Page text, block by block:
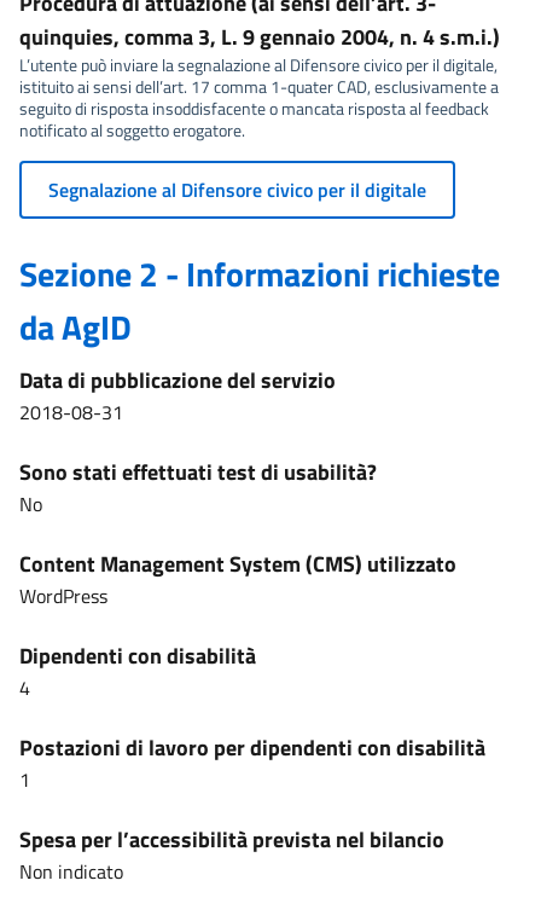
quinquies, comma 3, L. 9 gennaio 2004, n. 4 s.m.i.)
L’utente può inviare la segnalazione al Difensore civico per il digitale,
istituito ai sensi dell’art. 17 comma 1-quater CAD, esclusivamente a
seguito di risposta insoddisfacente o mancata risposta al feedback
notificato al soggetto erogatore.
Segnalazione al Difensore civico per il digitale
Sezione 2 - Informazioni richieste
da AgID
Data di pubblicazione del servizio
2018-08-31
Sono stati effettuati test di usabilità?
No
Content Management System (CMS) utilizzato
WordPress
Dipendenti con disabilità
4
Postazioni di lavoro per dipendenti con disabilità
1
Spesa per l’accessibilità prevista nel bilancio
Non indicato